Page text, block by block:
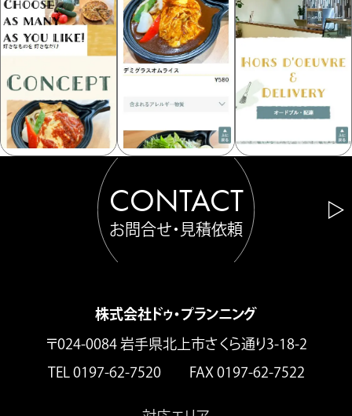
CONTACT
お問合せ・見積依頼
株式会社ドゥ・プランニング
〒024-0084 岩手県北上市さくら通り3-18-2
TEL 0197-62-7520 FAX 0197-62-7522